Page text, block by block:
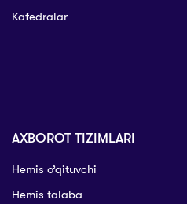
Kafedralar
AXBOROT TIZIMLARI
Hemis o’qituvchi
Hemis talaba